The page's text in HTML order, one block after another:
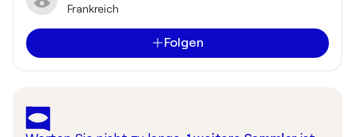
Frankreich
Folgen